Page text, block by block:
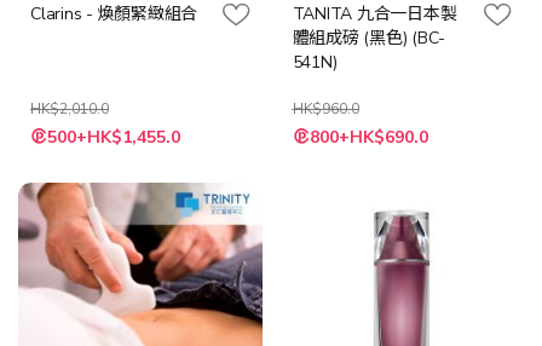
Clarins - 煥顏緊緻組合
HK$2,010.0
特
殊
格
500+HK$1,455.0
TANITA 九合一日本製
體組成磅 (黑色) (BC-
541N)
HK$960.0
特
殊 800+HK$690.0